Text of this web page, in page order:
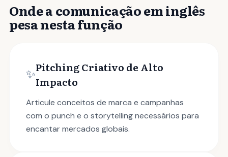
Onde a comunicação em inglês
pesa nesta função
✨Pitching Criativo de Alto
Impacto
Articule conceitos de marca e campanhas
com o punch e o storytelling necessários para
encantar mercados globais.